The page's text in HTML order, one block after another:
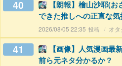
40
【朗報】檜山沙耶(
できた推しへの正直な
2026/08/05 22:35 オタ
41
【画像】人気漫画最
前ら元ネタ分かるか？